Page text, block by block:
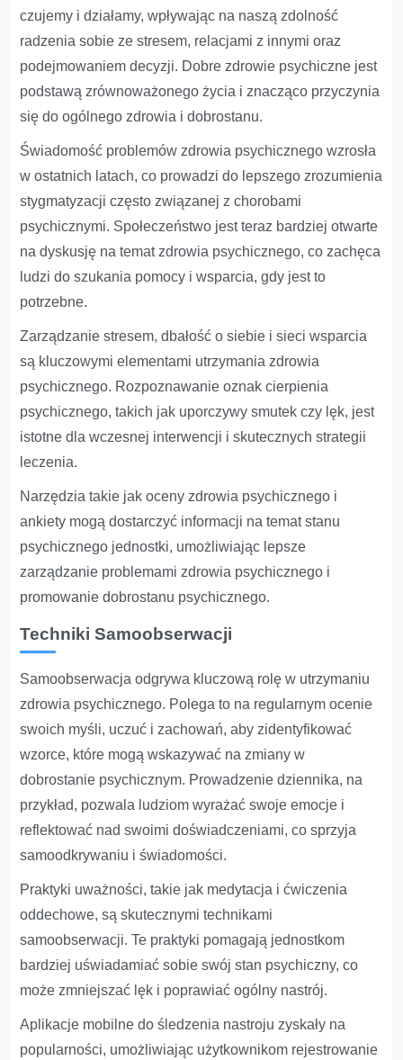
czujemy i działamy, wpływając na naszą zdolność
radzenia sobie ze stresem, relacjami z innymi oraz
podejmowaniem decyzji. Dobre zdrowie psychiczne jest
podstawą zrównoważonego życia i znacząco przyczynia
się do ogólnego zdrowia i dobrostanu.
Świadomość problemów zdrowia psychicznego wzrosła
w ostatnich latach, co prowadzi do lepszego zrozumienia
stygmatyzacji często związanej z chorobami
psychicznymi. Społeczeństwo jest teraz bardziej otwarte
na dyskusję na temat zdrowia psychicznego, co zachęca
ludzi do szukania pomocy i wsparcia, gdy jest to
potrzebne.
Zarządzanie stresem, dbałość o siebie i sieci wsparcia
są kluczowymi elementami utrzymania zdrowia
psychicznego. Rozpoznawanie oznak cierpienia
psychicznego, takich jak uporczywy smutek czy lęk, jest
istotne dla wczesnej interwencji i skutecznych strategii
leczenia.
Narzędzia takie jak oceny zdrowia psychicznego i
ankiety mogą dostarczyć informacji na temat stanu
psychicznego jednostki, umożliwiając lepsze
zarządzanie problemami zdrowia psychicznego i
promowanie dobrostanu psychicznego.
Techniki Samoobserwacji
Samoobserwacja odgrywa kluczową rolę w utrzymaniu
zdrowia psychicznego. Polega to na regularnym ocenie
swoich myśli, uczuć i zachowań, aby zidentyfikować
wzorce, które mogą wskazywać na zmiany w
dobrostanie psychicznym. Prowadzenie dziennika, na
przykład, pozwala ludziom wyrażać swoje emocje i
reflektować nad swoimi doświadczeniami, co sprzyja
samoodkrywaniu i świadomości.
Praktyki uważności, takie jak medytacja i ćwiczenia
oddechowe, są skutecznymi technikami
samoobserwacji. Te praktyki pomagają jednostkom
bardziej uświadamiać sobie swój stan psychiczny, co
może zmniejszać lęk i poprawiać ogólny nastrój.
Aplikacje mobilne do śledzenia nastroju zyskały na
popularności, umożliwiając użytkownikom rejestrowanie